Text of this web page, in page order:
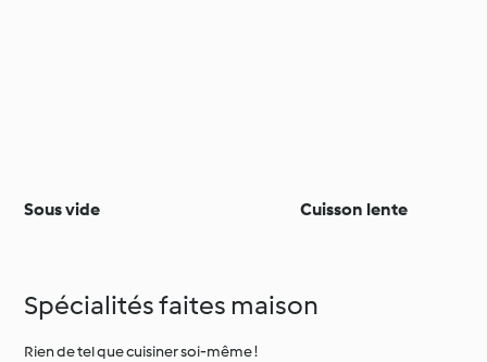
Sous vide Cuisson lente
Spécialités faites maison
Rien de tel que cuisiner soi-même !